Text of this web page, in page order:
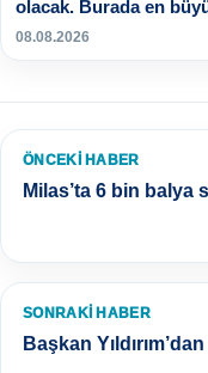
olacak. Burada en
08.08.2026
ÖNCEKI HABER
Milas’ta 6 bin balya
SONRAKI HABER
Başkan